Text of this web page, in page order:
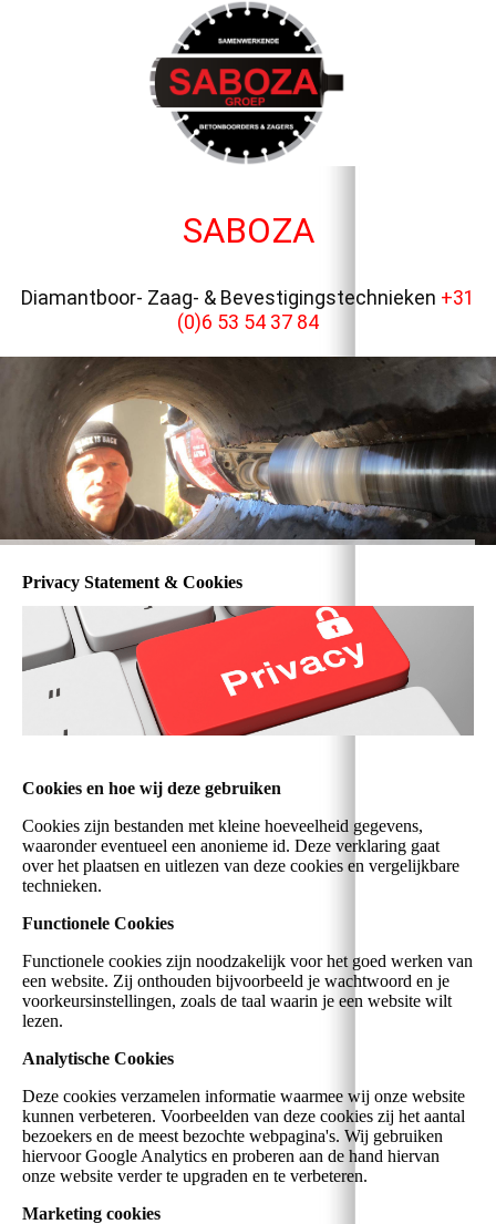
SABOZA
Diamantboor- Zaag- & Bevestigingstechnieken +31
(0)6 53 54 37 84
Privacy Statement & Cookies
Cookies en hoe wij deze gebruiken
Cookies zijn bestanden met kleine hoeveelheid gegevens,
waaronder eventueel een anonieme id. Deze verklaring gaat
over het plaatsen en uitlezen van deze cookies en vergelijkbare
technieken.
Functionele Cookies
Functionele cookies zijn noodzakelijk voor het goed werken van
een website. Zij onthouden bijvoorbeeld je wachtwoord en je
voorkeursinstellingen, zoals de taal waarin je een website wilt
lezen.
Analytische Cookies
Deze cookies verzamelen informatie waarmee wij onze website
kunnen verbeteren. Voorbeelden van deze cookies zij het aantal
bezoekers en de meest bezochte webpagina's. Wij gebruiken
hiervoor Google Analytics en proberen aan de hand hiervan
onze website verder te upgraden en te verbeteren.
Marketing cookies